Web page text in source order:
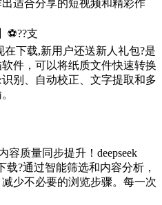
适合分享的短视频和精彩作
⚽??支
在下载,新用户还送新人礼包?是
件，可以将纸质文件快速转换
别、自动校正、文字提取和多
容质量同步提升！deepseek
载?通过智能筛选和内容分析，
少不必要的浏览步骤。每一次